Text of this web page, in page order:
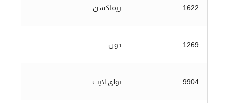
1622 ريفلكشن
1269 دون
9904 تواي لايت